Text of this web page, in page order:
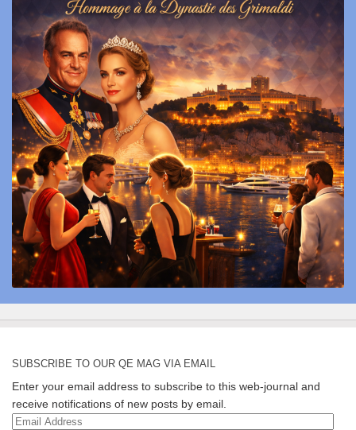
SUBSCRIBE TO OUR QE MAG VIA EMAIL
Enter your email address to subscribe to this web-journal and
receive notifications of new posts by email.
Email